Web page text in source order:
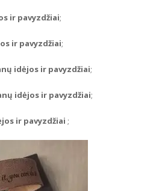
ir pavyzdžiai;
ir pavyzdžiai;
idėjos ir pavyzdžiai;
idėjos ir pavyzdžiai;
ir pavyzdžiai ;